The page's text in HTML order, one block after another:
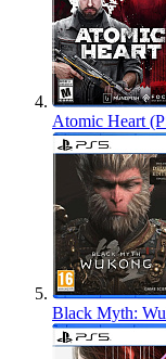
Atomic Heart
Black Myth: